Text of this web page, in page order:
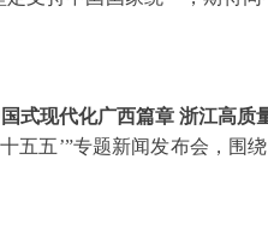
式现代化广西篇章 浙江高质
五五’”专题新闻发布会，围